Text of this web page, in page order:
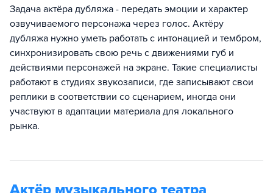
Задача актёра дубляжа - передать эмоции и характер
озвучиваемого персонажа через голос. Актёру
дубляжа нужно уметь работать с интонацией и тембром,
синхронизировать свою речь с движениями губ и
действиями персонажей на экране. Такие специалисты
работают в студиях звукозаписи, где записывают свои
реплики в соответствии со сценарием, иногда они
участвуют в адаптации материала для локального
рынка.